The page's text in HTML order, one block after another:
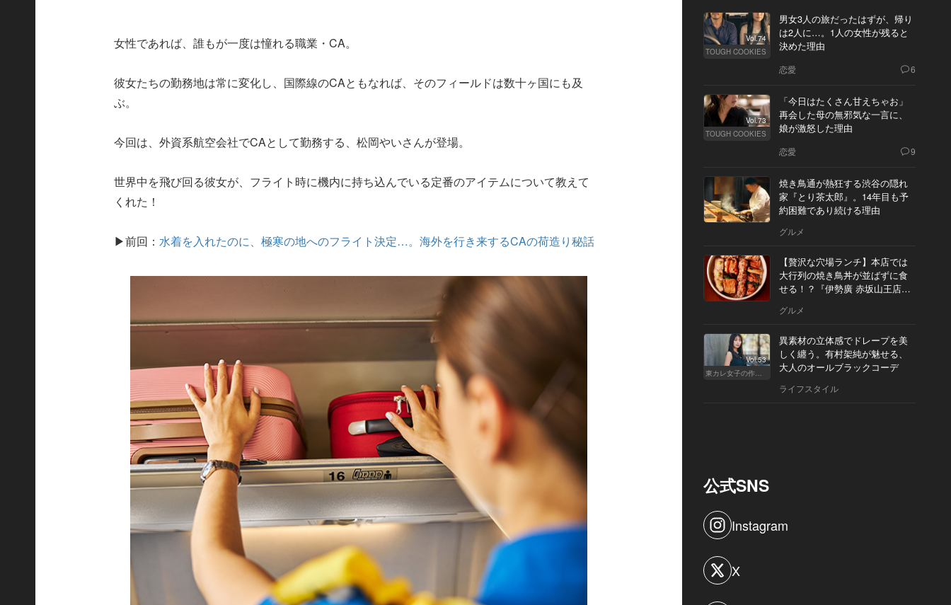
女性であれば、誰もが一度は憧れる職業・CA。
彼女たちの勤務地は常に変化し、国際線のCAともなれば、そのフィールドは数十ヶ国にも及
ぶ。
今回は、外資系航空会社でCAとして勤務する、松岡やいさんが登場。
世界中を飛び回る彼女が、フライト時に機内に持ち込んでいる定番のアイテムについて教えて
くれた！
▶前回：水着を入れたのに、極寒の地へのフライト決定…。海外を行き来するCAの荷造り秘話
Vol.74
TOUGH COOKIES
男女3人の旅だったはずが、帰り
は2人に…。1人の女性が残ると
決めた理由
恋愛 6
Vol.73
TOUGH COOKIES
「今日はたくさん甘えちゃお」
再会した母の無邪気な一言に、
娘が激怒した理由
恋愛 9
焼き鳥通が熱狂する渋谷の隠れ
家『とり茶太郎』。14年目も予
約困難であり続ける理由
グルメ
【贅沢な穴場ランチ】本店では
大行列の焼き鳥丼が並ばずに食
せる！？『伊勢廣 赤坂山王店』
グルメ
Vol.53
東カレ女子の作り方
異素材の立体感でドレープを美
しく纏う。有村架純が魅せる、
大人のオールブラックコーデ
ライフスタイル
公式SNS
Instagram
X